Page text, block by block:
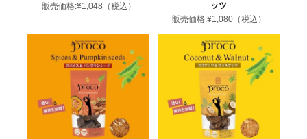
販売価格:¥1,048 （税込）
ッツ
販売価格:¥1,080（税込）